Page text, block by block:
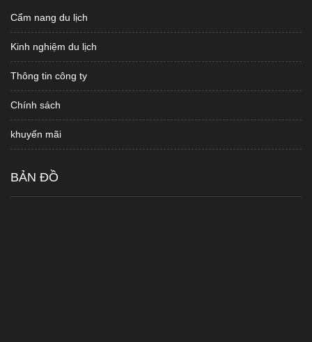
Cẩm nang du lịch
Kinh nghiệm du lịch
Thông tin công ty
Chính sách
khuyến mãi
BẢN ĐỒ